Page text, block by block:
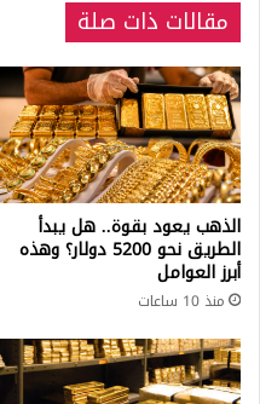
مقالات ذات صلة
الذهب يعود بقوة.. هل يبدأ
الطريق نحو 5200 دولار؟ وهذه
أبرز العوامل
منذ 10 ساعات